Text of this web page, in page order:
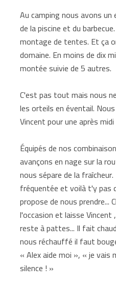
Au camping nous avons
de la piscine et du
montage de tentes. Et ça
domaine. En moins de dix
montée suivie de 5 autres.
C'est pas tout mais nous
les orteils en éventail.
Vincent pour une après
Équipés de nos
avançons en nage sur la
nous sépare de la
fréquentée et voilà t'y pas
propose de nous prendre...
l'occasion et laisse
reste à pattes... Il fait
nous réchauffé il faut
« Alex aide moi », « je vais
silence ! »